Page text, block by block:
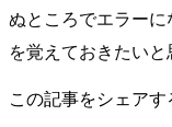
ぬところでエラー
を覚えておきたいと
この記事をシェアす